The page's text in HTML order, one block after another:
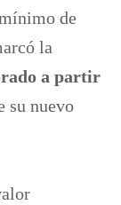
de
la
a partir
su nuevo